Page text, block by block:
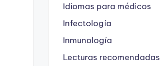
Idiomas para médicos
Infectología
Inmunología
Lecturas recomendadas